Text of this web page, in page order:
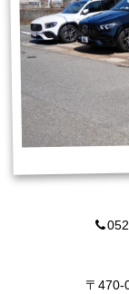
〒